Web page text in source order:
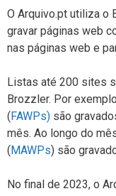
O Arquivo.pt utiliza o
gravar páginas web
nas páginas web e
Listas até 200 sites
Brozzler. Por
(FAWPs) são
mês. Ao longo do
(MAWPs) são
No final de 2023, o